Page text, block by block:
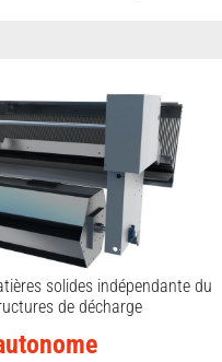
solides indépendante du
de décharge